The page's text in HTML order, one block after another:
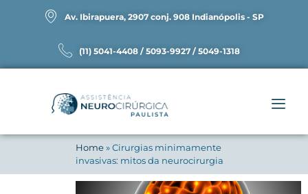
Av. Ibirapuera, 2907 conj. 908 Indianópolis - SP
(11) 5041-4408 / 5093-9927 / 5049-1318
Home»Cirurgias minimamente
invasivas: mitos da neurocirurgia